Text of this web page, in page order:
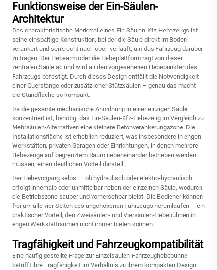
Funktionsweise der Ein-Säulen-
Architektur
Das charakteristische Merkmal eines Ein-Säulen-Kfz-Hebezeugs ist
seine einspaltige Konstruktion, bei der die Säule direkt im Boden
verankert und senkrecht nach oben verläuft, um das Fahrzeug darüber
zu tragen. Der Hebearm oder die Hebeplattform ragt von dieser
zentralen Säule ab und wird an den vorgesehenen Hebepunkten des
Fahrzeugs befestigt. Durch dieses Design entfällt die Notwendigkeit
einer Querstange oder zusätzlicher Stützsäulen – genau das macht
die Standfläche so kompakt.
Da die gesamte mechanische Anordnung in einer einzigen Säule
konzentriert ist, benötigt das Ein-Säulen-Kfz-Hebezeug im Vergleich zu
Mehrsäulen-Alternativen eine kleinere Betonverankerungszone. Die
Installationsfläche ist erheblich reduziert, was insbesondere in engen
Werkstätten, privaten Garagen oder Einrichtungen, in denen mehrere
Hebezeuge auf begrenztem Raum nebeneinander betrieben werden
müssen, einen deutlichen Vorteil darstellt.
Der Hebevorgang selbst – ob hydraulisch oder elektro-hydraulisch –
erfolgt innerhalb oder unmittelbar neben der einzelnen Säule, wodurch
die Betriebszone sauber und vorhersehbar bleibt. Die Bediener können
frei um alle vier Seiten des angehobenen Fahrzeugs herumlaufen – ein
praktischer Vorteil, den Zweisäulen- und Viersäulen-Hebebühnen in
engen Werkstatträumen nicht immer bieten können.
Tragfähigkeit und Fahrzeugkompatibilität
Eine häufig gestellte Frage zur Einzelsäulen-Fahrzeughebebühne
betrifft ihre Tragfähigkeit im Verhältnis zu ihrem kompakten Design.